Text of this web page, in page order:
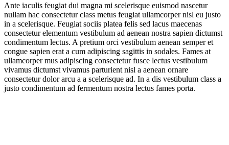
Ante iaculis feugiat dui magna mi scelerisque euismod nascetur
nullam hac consectetur class metus feugiat ullamcorper nisl eu justo
in a scelerisque. Feugiat sociis platea felis sed lacus maecenas
consectetur elementum vestibulum ad aenean nostra sapien dictumst
condimentum lectus. A pretium orci vestibulum aenean semper et
congue sapien erat a cum adipiscing sagittis in sodales. Fames at
ullamcorper mus adipiscing consectetur fusce lectus vestibulum
vivamus dictumst vivamus parturient nisl a aenean ornare
consectetur dolor arcu a a scelerisque ad. In a dis vestibulum class a
justo condimentum ad fermentum nostra lectus fames porta.